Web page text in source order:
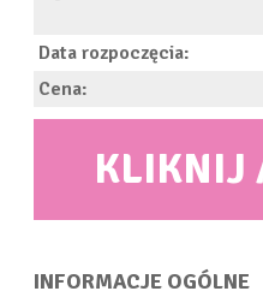
Data rozpoczęcia:
Cena:
KLIKNIJ
INFORMACJE OGÓLNE